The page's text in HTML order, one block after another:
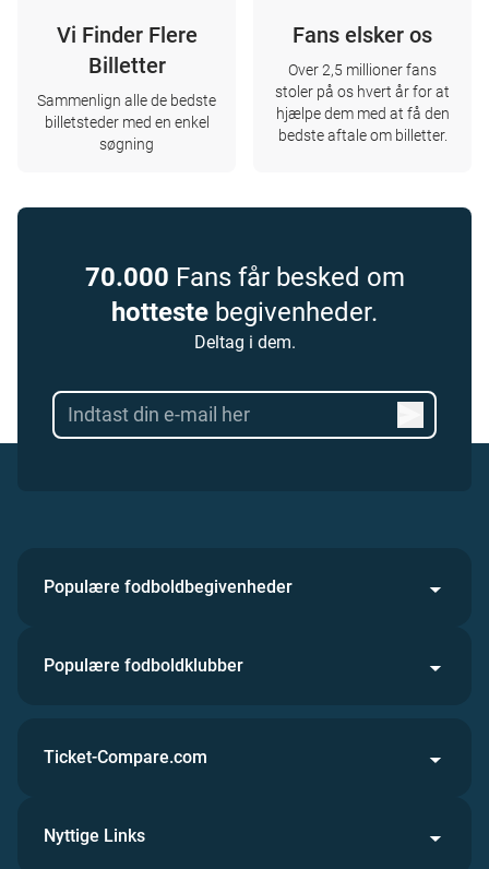
Vi Finder Flere
Billetter
Sammenlign alle de bedste
billetsteder med en enkel
søgning
Fans elsker os
Over 2,5 millioner fans
stoler på os hvert år for at
hjælpe dem med at få den
bedste aftale om billetter.
70.000 Fans får besked om
hotteste begivenheder.
Deltag i dem.
Populære fodboldbegivenheder
Populære fodboldklubber
Ticket-Compare.com
Nyttige Links